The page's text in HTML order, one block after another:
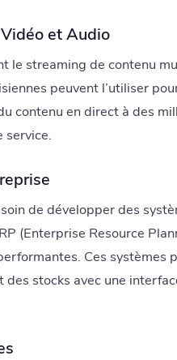
et Audio
le streaming de contenu
peuvent l’utiliser
contenu en direct à des
service.
de développer des
(Enterprise Resource
Ces systèmes
des stocks avec une